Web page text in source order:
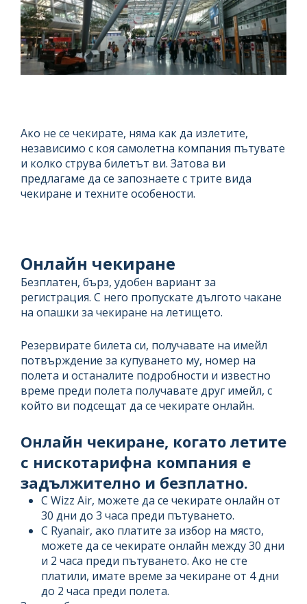
Ако не се чекирате, няма как да излетите,
независимо с коя самолетна компания пътувате
и колко струва билетът ви. Затова ви
предлагаме да се запознаете с трите вида
чекиране и техните особености.
Онлайн чекиране
Безплатен, бърз, удобен вариант за
регистрация. С него пропускате дългото чакане
на опашки за чекиране на летището.
Резервирате билета си, получавате на имейл
потвърждение за купуването му, номер на
полета и останалите подробности и известно
време преди полета получавате друг имейл, с
който ви подсещат да се чекирате онлайн.
Онлайн чекиране, когато летите
с нискотарифна компания e
задължително и безплатно.
С Wizz Air, можете да се чекирате онлайн от
30 дни до 3 часа преди пътуването.
С Ryanair, ако платите за избор на място,
можете да се чекирате онлайн между 30 дни
и 2 часа преди пътуването. Ако не сте
платили, имате време за чекиране от 4 дни
до 2 часа преди полета.